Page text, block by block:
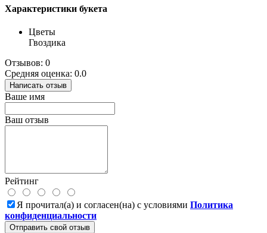
Характеристики букета
Цветы
Гвоздика
Отзывов: 0
Средняя оценка: 0.0
Написать отзыв
Ваше имя
Ваш отзыв
Рейтинг
Я прочитал(а) и согласен(на) с условиями Политика
конфиденциальности
Отправить свой отзыв